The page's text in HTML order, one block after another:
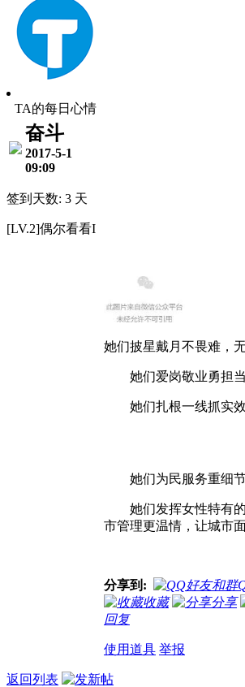
TA的每日心情
奋斗
2017-5-1
09:09
签到天数: 3 天
[LV.2]偶尔看看I
她们披星戴月不畏难，
她们爱岗敬业勇担
她们扎根一线抓实
她们为民服务重细
她们发挥女性特有
市管理更温情，让城市
分享到:
收藏
分享
回复
使用道具 举报
返回列表